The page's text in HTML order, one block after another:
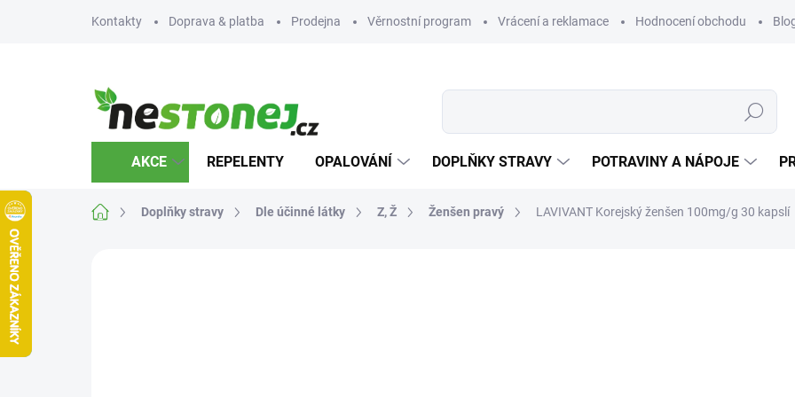
Kontakty Doprava & platba Prodejna Věrnostní program Vrácení a reklamace Hodnocení obchodu
Hledat
AKCE REPELENTY OPALOVÁNÍ DOPLŇKY STRAVY POTRAVINY A NÁPOJE
Domů Doplňky stravy Dle účinné látky Z, Ž Ženšen pravý LAVIVANT Korejský ženšen 100mg/g 30 kapslí